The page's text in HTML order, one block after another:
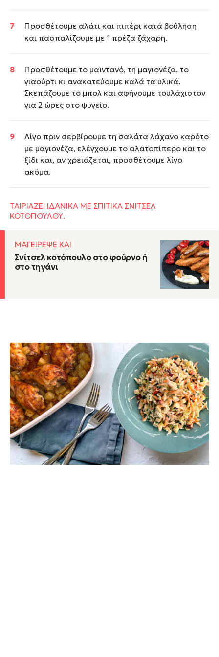
Προσθέτουμε αλάτι και πιπέρι κατά βούληση
και πασπαλίζουμε με 1 πρέζα ζάχαρη.
Προσθέτουμε το μαϊντανό, τη μαγιονέζα. το
γιαούρτι κι ανακατεύουμε καλά τα υλικά.
Σκεπάζουμε το μπολ και αφήνουμε τουλάχιστον
για 2 ώρες στο ψυγείο.
Λίγο πριν σερβίρουμε τη σαλάτα λάχανο καρότο
με μαγιονέζα, ελέγχουμε το αλατοπίπερο και το
ξίδι και, αν χρειάζεται, προσθέτουμε λίγο
ακόμα.
ΤΑΙΡΙΑΖΕΙ ΙΔΑΝΙΚΑ ΜΕ ΣΠΙΤΙΚΑ ΣΝΙΤΣΕΛ
ΚΟΤΟΠΟΥΛΟΥ.
ΜΑΓΕΙΡΕΨΕ ΚΑΙ
Σνίτσελ κοτόπουλο στο φούρνο ή
στο τηγάνι